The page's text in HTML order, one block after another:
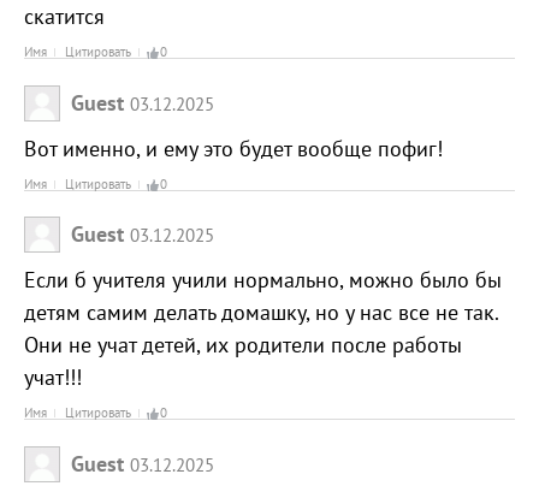
скатится
Имя Цитировать 0
Guest 03.12.2025
Вот именно, и ему это будет вообще пофиг!
Имя Цитировать 0
Guest 03.12.2025
Если б учителя учили нормально, можно было бы
детям самим делать домашку, но у нас все не так.
Они не учат детей, их родители после работы
учат!!!
Имя Цитировать 0
Guest 03.12.2025